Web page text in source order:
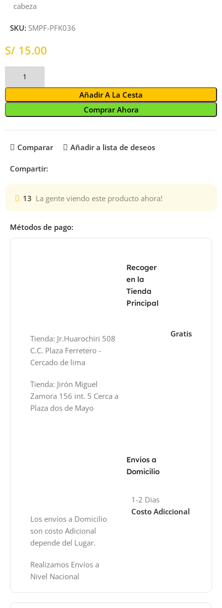
cabeza
SKU: SMPF-PFK036
S/
Añadir A La Cesta
Comprar Ahora
Comparar Añadir a lista de deseos
Compartir:
13 La gente viendo este producto ahora!
Métodos de pago:
Recoger
en la
Tienda
Principal
Tienda: Jr.Huarochiri 508
C.C. Plaza Ferretero -
Cercado de lima
Tienda: Jirón Miguel
Zamora 156 int. 5 Cerca a
Plaza dos de Mayo
Gratis
Envíos a
Domicilio
Los envíos a Domicilio
son costo Adicional
depende del Lugar.
Realizamos Envíos a
Nivel Nacional
1-2 Dias
Costo Adiccional